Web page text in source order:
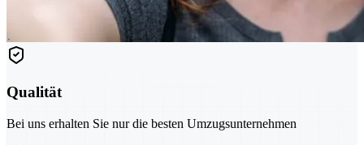
Qualität
Bei uns erhalten Sie nur die besten Umzugsunternehmen